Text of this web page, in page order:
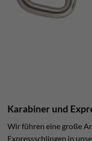
Karabiner und
Wir führen eine große
Expressschlingen in